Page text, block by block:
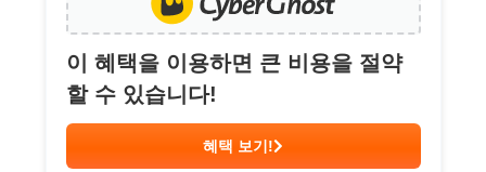
이 혜택을 이용하면 큰 비용을 절약
할 수 있습니다!
혜택 보기!